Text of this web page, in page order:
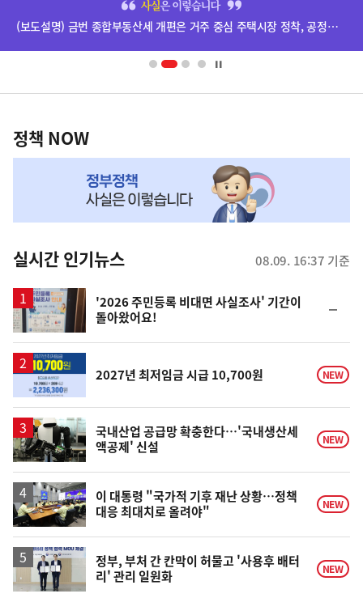
영
(보도설명) 금번 종합부동산세 개편은 거주 중심 주택시장 정착, 공정과세 및 과세형평 제고를 위한 것입니다.
책
NOW,
뉴
스
정책 NOW
실시간 인기뉴스 08.09. 16:37 기준
'2026 주민등록 비대면 사실조사' 기간이
돌아왔어요!
일
2027년 최저임금 시급 10,700원 NEW
국내산업 공급망 확충한다…'국내생산세
액공제' 신설
NEW
이 대통령 "국가적 기후 재난 상황…정책
대응 최대치로 올려야"
NEW
정부, 부처 간 칸막이 허물고 '사용후 배터
리' 관리 일원화
NEW